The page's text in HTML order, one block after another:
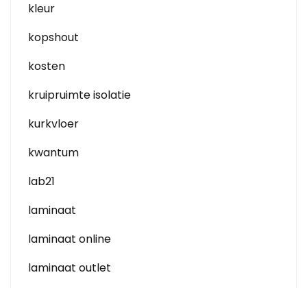
kleur
kopshout
kosten
kruipruimte isolatie
kurkvloer
kwantum
lab21
laminaat
laminaat online
laminaat outlet